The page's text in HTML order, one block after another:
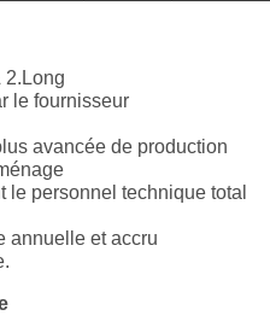
2.Long
le fournisseur
avancée de production
le personnel technique total
annuelle et accru